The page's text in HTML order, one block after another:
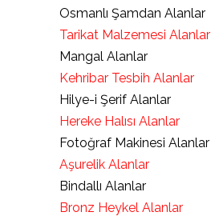
Osmanlı Şamdan Alanlar
Tarikat Malzemesi Alanlar
Mangal Alanlar
Kehribar Tesbih Alanlar
Hilye-i Şerif Alanlar
Hereke Halısı Alanlar
Fotoğraf Makinesi Alanlar
Aşurelik Alanlar
Bindallı Alanlar
Bronz Heykel Alanlar